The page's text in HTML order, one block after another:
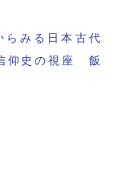
らみる日本古代
仰史の視座 飯